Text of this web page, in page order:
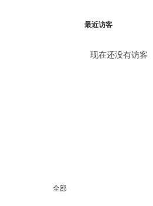
全部
最近访客
现在还没有访客